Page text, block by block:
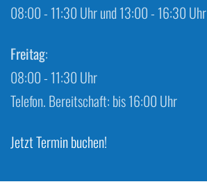
08:00 - 11:30 Uhr und 13:00 - 16:30 Uhr
Freitag:
08:00 - 11:30 Uhr
Telefon. Bereitschaft: bis 16:00 Uhr
Jetzt Termin buchen!